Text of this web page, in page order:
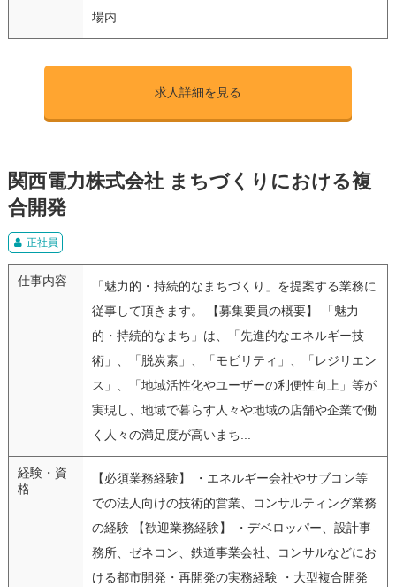
場内
求人詳細を見る
関西電力株式会社 まちづくりにおける複
合開発
正社員
仕事内容
「魅力的・持続的なまちづくり」を提案する業務に
従事して頂きます。 【募集要員の概要】 「魅力
的・持続的なまち」は、「先進的なエネルギー技
術」、「脱炭素」、「モビリティ」、「レジリエン
ス」、「地域活性化やユーザーの利便性向上」等が
実現し、地域で暮らす人々や地域の店舗や企業で働
く人々の満足度が高いまち...
経験・資
格
【必須業務経験】 ・エネルギー会社やサブコン等
での法人向けの技術的営業、コンサルティング業務
の経験 【歓迎業務経験】 ・デベロッパー、設計事
務所、ゼネコン、鉄道事業会社、コンサルなどにお
ける都市開発・再開発の実務経験 ・大型複合開発